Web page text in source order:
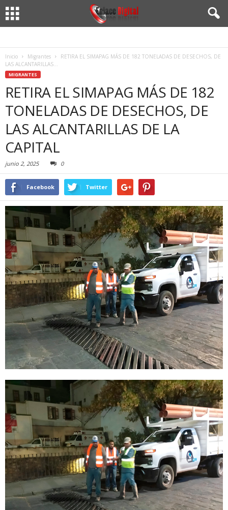
Inicio Migrantes
RETIRA EL SIMAPAG MÁS DE 182 TONELADAS DE DESECHOS, DE
LAS ALCANTARILLAS...
MIGRANTES
RETIRA EL SIMAPAG MÁS DE 182
TONELADAS DE DESECHOS, DE
LAS ALCANTARILLAS DE LA
CAPITAL
junio 2, 2025 0
Facebook Twitter